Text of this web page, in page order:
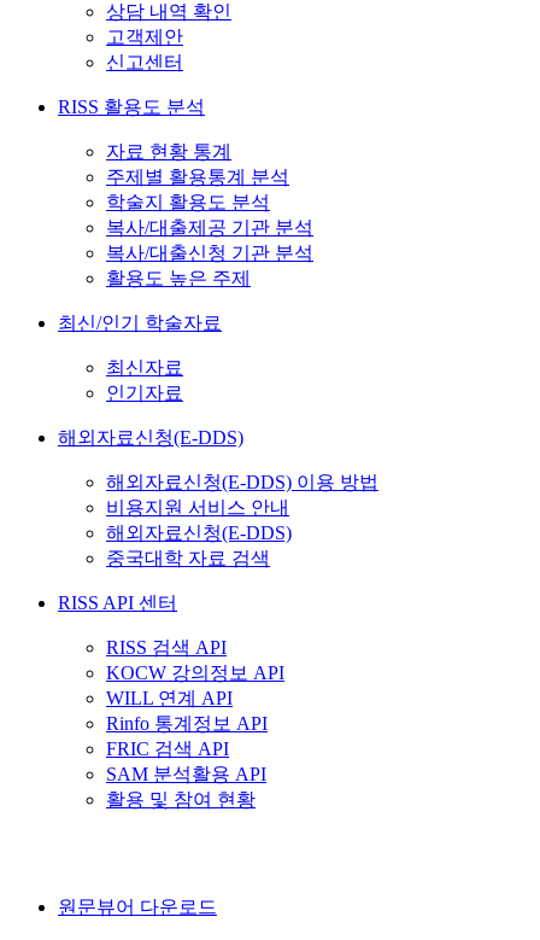
상담 내역 확인
고객제안
신고센터
RISS 활용도 분석
자료 현황 통계
주제별 활용통계 분석
학술지 활용도 분석
복사/대출제공 기관 분석
복사/대출신청 기관 분석
활용도 높은 주제
최신/인기 학술자료
최신자료
인기자료
해외자료신청(E-DDS)
해외자료신청(E-DDS) 이용 방법
비용지원 서비스 안내
해외자료신청(E-DDS)
중국대학 자료 검색
RISS API 센터
RISS 검색 API
KOCW 강의정보 API
WILL 연계 API
Rinfo 통계정보 API
FRIC 검색 API
SAM 분석활용 API
활용 및 참여 현황
원문뷰어 다운로드